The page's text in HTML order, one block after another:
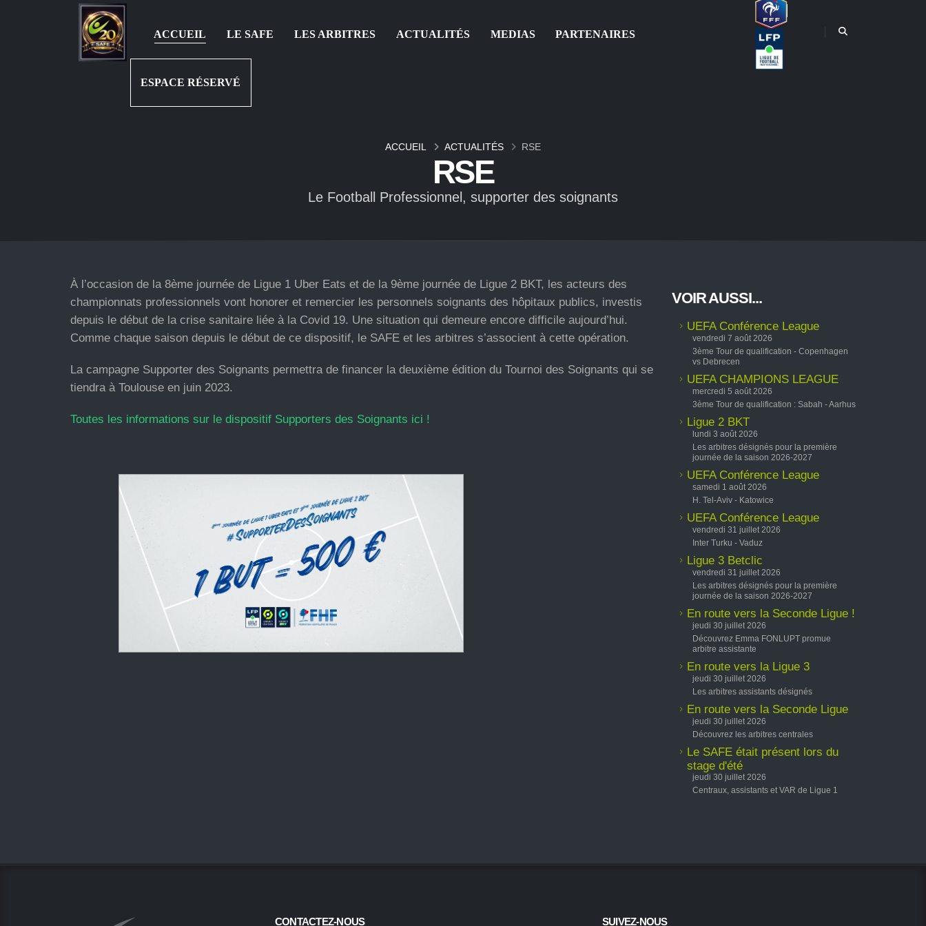
ACCUEIL LE SAFE LES ARBITRES ACTUALITÉS MEDIAS PARTENAIRES
ESPACE RÉSERVÉ
RSE
Le Football Professionnel, supporter des soignants
ACCUEIL ACTUALITÉS RSE
À l’occasion de la 8ème journée de Ligue 1 Uber Eats et de la 9ème journée de Ligue 2 BKT, les acteurs des
championnats professionnels vont honorer et remercier les personnels soignants des hôpitaux publics, investis
depuis le début de la crise sanitaire liée à la Covid 19. Une situation qui demeure encore difficile aujourd’hui.
Comme chaque saison depuis le début de ce dispositif, le SAFE et les arbitres s’associent à cette opération.
La campagne Supporter des Soignants permettra de financer la deuxième édition du Tournoi des Soignants qui se
tiendra à Toulouse en juin 2023.
Toutes les informations sur le dispositif Supporters des Soignants ici !
VOIR AUSSI...
UEFA Conférence League
vendredi 7 août 2026
3ème Tour de qualification - Copenhagen
vs Debrecen
UEFA CHAMPIONS LEAGUE
mercredi 5 août 2026
3ème Tour de qualification : Sabah - Aarhus
Ligue 2 BKT
lundi 3 août 2026
Les arbitres désignés pour la première
journée de la saison 2026-2027
UEFA Conférence League
samedi 1 août 2026
H. Tel-Aviv - Katowice
UEFA Conférence League
vendredi 31 juillet 2026
Inter Turku - Vaduz
Ligue 3 Betclic
vendredi 31 juillet 2026
Les arbitres désignés pour la première
journée de la saison 2026-2027
En route vers la Seconde Ligue !
jeudi 30 juillet 2026
Découvrez Emma FONLUPT promue
arbitre assistante
En route vers la Ligue 3
jeudi 30 juillet 2026
Les arbitres assistants désignés
En route vers la Seconde Ligue
jeudi 30 juillet 2026
Découvrez les arbitres centrales
Le SAFE était présent lors du
stage d'été
jeudi 30 juillet 2026
Centraux, assistants et VAR de Ligue 1
CONTACTEZ-NOUS SUIVEZ-NOUS